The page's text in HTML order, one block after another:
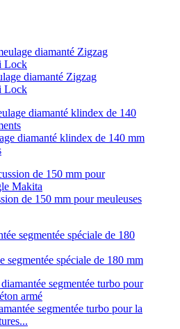
diamanté Zigzag
Lock
diamanté klindex de 140 mm
de 150 mm pour meuleuses
segmentée spéciale de 180 mm
segmentée turbo pour la